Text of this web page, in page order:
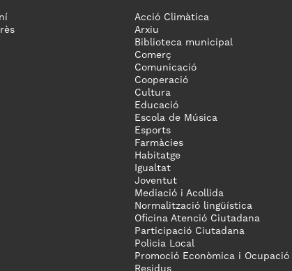
Acció Climàtica
Arxiu
Biblioteca municipal
Comerç
Comunicació
Cooperació
Cultura
Educació
Escola de Música
Esports
Farmàcies
Habitatge
Igualtat
Joventut
Mediació i Acollida
Normalització lingüística
Oficina Atenció Ciutadana
Participació Ciutadana
Policia Local
Promoció Econòmica i Ocupació